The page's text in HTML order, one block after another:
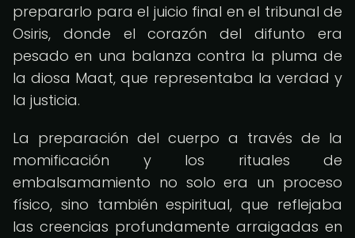
prepararlo para el juicio final en el tribunal de
Osiris, donde el corazón del difunto era
pesado en una balanza contra la pluma de
la diosa Maat, que representaba la verdad y
la justicia.
La preparación del cuerpo a través de la
momificación y los rituales de
embalsamamiento no solo era un proceso
físico, sino también espiritual, que reflejaba
las creencias profundamente arraigadas en